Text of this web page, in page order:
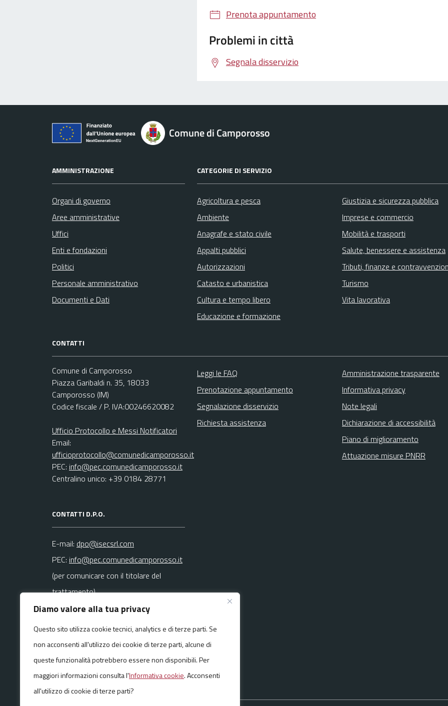
Diamo valore alla tua privacy
Questo sito utilizza cookie tecnici, analytics e di terze parti. Se
non acconsenti all'utilizzo dei cookie di terze parti, alcune di
queste funzionalità potrebbero essere non disponibili. Per
maggiori informazioni consulta l'Informativa cookie. Acconsenti
all'utilizzo di cookie di terze parti?
Prenota appuntamento
Problemi in città
Segnala disservizio
Comune di Camporosso
AMMINISTRAZIONE
Organi di governo
Aree amministrative
Uffici
Enti e fondazioni
Politici
Personale amministrativo
Documenti e Dati
CATEGORIE DI SERVIZIO
Agricoltura e pesca
Ambiente
Anagrafe e stato civile
Appalti pubblici
Autorizzazioni
Catasto e urbanistica
Cultura e tempo libero
Educazione e formazione
Giustizia e sicurezza pubblica
Imprese e commercio
Mobilità e trasporti
Salute, benessere e assistenza
Tributi, finanze e
Turismo
Vita lavorativa
CONTATTI
Comune di Camporosso
Piazza Garibaldi n. 35, 18033
Camporosso (IM)
Codice fiscale / P. IVA:00246620082
Ufficio Protocollo e Messi Notificatori
Email:
ufficioprotocollo@comunedicamporosso.it
PEC: info@pec.comunedicamporosso.it
Centralino unico: +39 0184 28771
CONTATTI D.P.O.
E-mail: dpo@isecsrl.com
PEC: info@pec.comunedicamporosso.it
(per comunicare con il titolare del
trattamento)
La mail del DPO va usata SOLO per
questioni
riguardanti la privacy
Leggi le FAQ
Prenotazione appuntamento
Segnalazione disservizio
Richiesta assistenza
Amministrazione trasparente
Informativa privacy
Note legali
Dichiarazione di accessibilità
Piano di miglioramento
Attuazione misure PNRR